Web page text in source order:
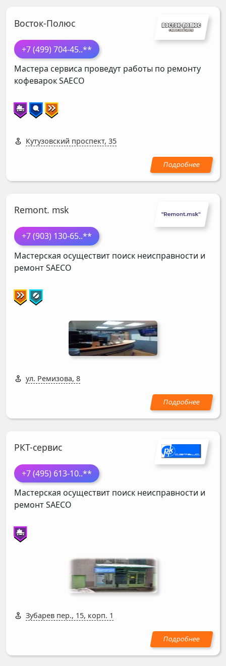
Восток-Полюс
+7 (499) 704-45..**
Мастера сервиса проведут работы по ремонту
кофеварокSAECO
Кутузовский проспект, 35
Remont. msk
+7 (903) 130-65..**
Мастерская осуществит поиск неисправности и
ремонтSAECO
ул. Ремизова, 8
РКТ-сервис
+7 (495) 613-10..**
Мастерская осуществит поиск неисправности и
ремонтSAECO
Зубарев пер., 15, корп. 1